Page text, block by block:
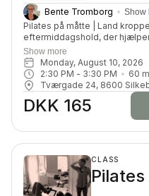
Bente Tromborg Show
Pilates på måtte | Land
eftermiddagshold, der
forebygge uro i kroppen efter
arbejder med styrke og
en pause. Et lille pusterum, hvor du kan lande i kroppen, samle
energi og forberede dig på
Show more
Monday, August 10, 2026
2:30 PM - 3:30 PM 60
Tværgade 24, 8600
DKK 165
CLASS